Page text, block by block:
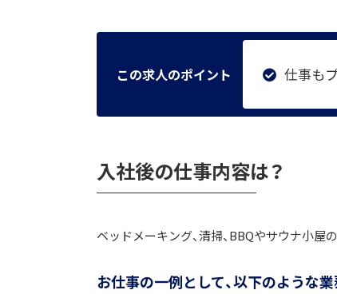
この求人のポイント 仕事も
入社後の仕事内容は？
ベッドメーキング、清掃、BBQやサウナ小屋
お仕事の一例として、以下のような